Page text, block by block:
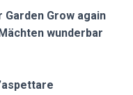
Garden Grow again
wunderbar